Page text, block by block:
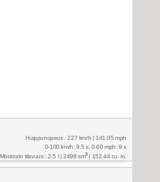
Huippunopeus : 227 km/h | 141.05 mph
0-100 km/h: 9.5 s, 0-60 mph: 9 s
Moottorin tilavuus : 2.5 l | 2498 sm3| 152.44 cu. in.